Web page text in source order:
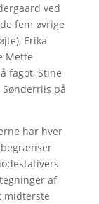
ved
fem øvrige
Erika
Mette
fagot, Stine
på
har hver
begrænser
af
midterste